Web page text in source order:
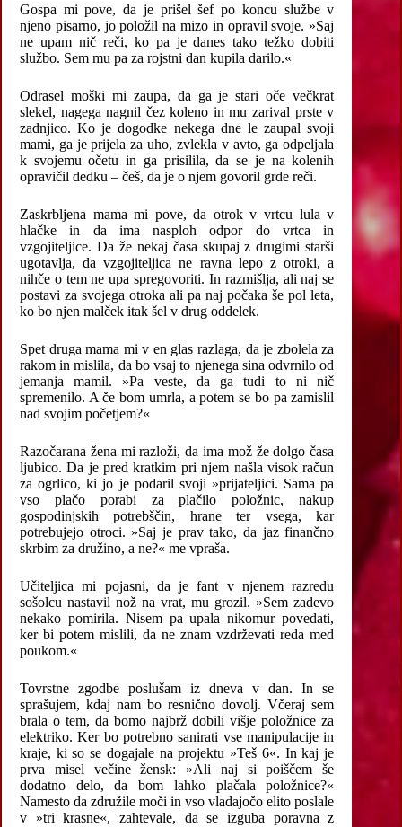
Gospa mi pove, da je prišel šef po koncu službe v
njeno pisarno, jo položil na mizo in opravil svoje. »Saj
ne upam nič reči, ko pa je danes tako težko dobiti
službo. Sem mu pa za rojstni dan kupila darilo.«
Odrasel moški mi zaupa, da ga je stari oče večkrat
slekel, nagega nagnil čez koleno in mu zarival prste v
zadnjico. Ko je dogodke nekega dne le zaupal svoji
mami, ga je prijela za uho, zvlekla v avto, ga odpeljala
k svojemu očetu in ga prisilila, da se je na kolenih
opravičil dedku – češ, da je o njem govoril grde reči.
Zaskrbljena mama mi pove, da otrok v vrtcu lula v
hlačke in da ima nasploh odpor do vrtca in
vzgojiteljice. Da že nekaj časa skupaj z drugimi starši
ugotavlja, da vzgojiteljica ne ravna lepo z otroki, a
nihče o tem ne upa spregovoriti. In razmišlja, ali naj se
postavi za svojega otroka ali pa naj počaka še pol leta,
ko bo njen malček itak šel v drug oddelek.
Spet druga mama mi v en glas razlaga, da je zbolela za
rakom in mislila, da bo vsaj to njenega sina odvrnilo od
jemanja mamil. »Pa veste, da ga tudi to ni nič
spremenilo. A če bom umrla, a potem se bo pa zamislil
nad svojim početjem?«
Razočarana žena mi razloži, da ima mož že dolgo časa
ljubico. Da je pred kratkim pri njem našla visok račun
za ogrlico, ki jo je podaril svoji »prijateljici. Sama pa
vso plačo porabi za plačilo položnic, nakup
gospodinjskih potrebščin, hrane ter vsega, kar
potrebujejo otroci. »Saj je prav tako, da jaz finančno
skrbim za družino, a ne?« me vpraša.
Učiteljica mi pojasni, da je fant v njenem razredu
sošolcu nastavil nož na vrat, mu grozil. »Sem zadevo
nekako pomirila. Nisem pa upala nikomur povedati,
ker bi potem mislili, da ne znam vzdrževati reda med
poukom.«
Tovrstne zgodbe poslušam iz dneva v dan. In se
sprašujem, kdaj nam bo resnično dovolj. Včeraj sem
brala o tem, da bomo najbrž dobili višje položnice za
elektriko. Ker bo potrebno sanirati vse manipulacije in
kraje, ki so se dogajale na projektu »Teš 6«. In kaj je
prva misel večine žensk: »Ali naj si poiščem še
dodatno delo, da bom lahko plačala položnice?«
Namesto da združile moči in vso vladajočo elito poslale
v »tri krasne«, zahtevale, da se izguba poravna z